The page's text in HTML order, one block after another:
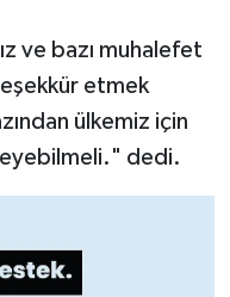
ve bazı muhalefet
etmek
ülkemiz için
dedi.